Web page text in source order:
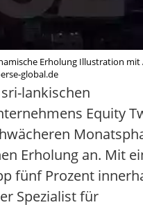
Erholung Illustration mit
global.de
lankischen
Equity
Erholung an. Mit
fünf Prozent
Spezialist für